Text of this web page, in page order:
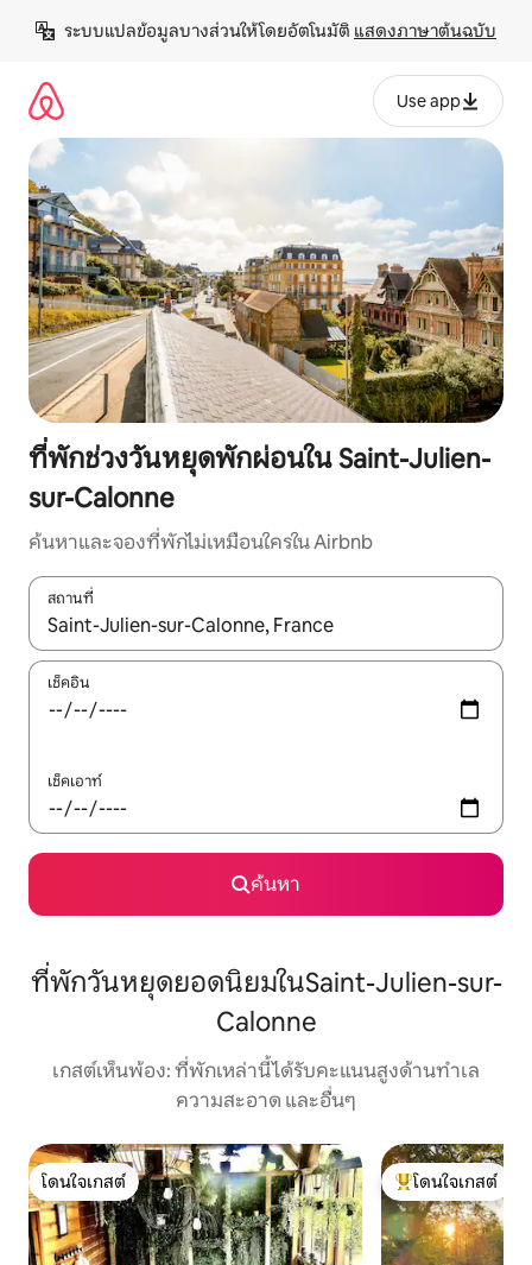
เนื้อหา
ระบบแปลข้อมูลบางส่วนให้โดยอัตโนมัติ แสดงภาษาต้นฉบับ
Use app
ที่พักช่วงวันหยุดพักผ่อนใน Saint-Julien-
sur-Calonne
ค้นหาและจองที่พักไม่เหมือนใครใน Airbnb
สถานที่
ใช้ลูกศรขึ้นลง หรือใช้การสัมผัสหรือปัด เพื่อสำรวจผลการค้นหา
เช็คอิน
เช็คเอาท์
ค้นหา
ที่พักวันหยุดยอดนิยมในSaint-Julien-sur-
Calonne
เกสต์เห็นพ้อง: ที่พักเหล่านี้ได้รับคะแนนสูงด้านทำเล
ความสะอาด และอื่นๆ
โดนใจเกสต์
โดนใจเกสต์
โดนใจเกสต์ที่สุด
โดนใจเกสต์